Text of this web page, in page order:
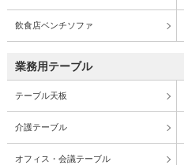
飲食店ベンチソファ
業務用テーブル
テーブル天板
介護テーブル
オフィス・会議テーブル